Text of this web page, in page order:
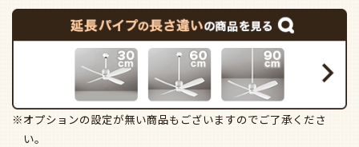
※オプションの設定が無い商品もございますのでご了承くださ
い。